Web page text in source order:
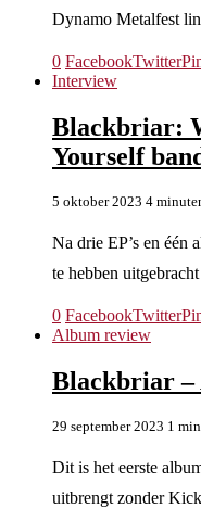
Dynamo Metalfest
0 FacebookTwitter
Interview
Blackbriar:
Yourself
5 oktober 2023 4
Na drie EP’s en één
te hebben
0 FacebookTwitter
Album review
Blackbriar –
29 september 2023 1
Dit is het eerste
uitbrengt zonder